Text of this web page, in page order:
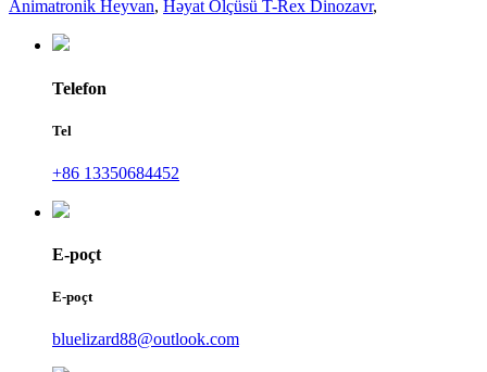
Animatronik Heyvan, Həyat Ölçüsü T-Rex Dinozavr,
Telefon
Tel
+86 13350684452
E-poçt
E-poçt
bluelizard88@outlook.com